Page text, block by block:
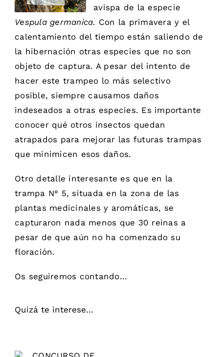
avispa de la especie
Vespula germanica. Con la primavera y el
calentamiento del tiempo están saliendo de
la hibernación otras especies que no son
objeto de captura. A pesar del intento de
hacer este trampeo lo más selectivo
posible, siempre causamos daños
indeseados a otras especies. Es importante
conocer qué otros insectos quedan
atrapados para mejorar las futuras trampas
que minimicen esos daños.
Otro detalle interesante es que en la
trampa N° 5, situada en la zona de las
plantas medicinales y aromáticas, se
capturaron nada menos que 30 reinas a
pesar de que aún no ha comenzado su
floración.
Os seguiremos contando…
Quizá te interese...